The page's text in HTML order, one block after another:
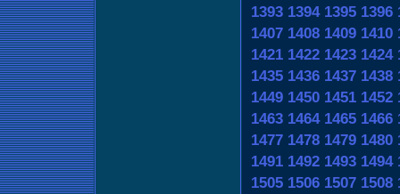
1393 1394 1395 1396
1407 1408 1409 1410
1421 1422 1423 1424
1435 1436 1437 1438
1449 1450 1451 1452
1463 1464 1465 1466
1477 1478 1479 1480
1491 1492 1493 1494
1505 1506 1507 1508